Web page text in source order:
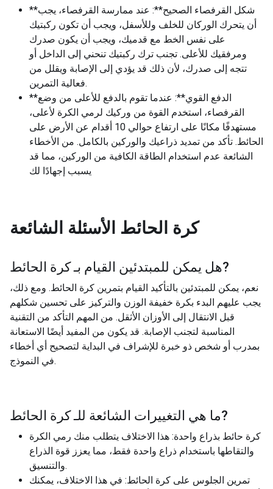
**شكل القرفصاء الصحيح**: عند ممارسة القرفصاء، يجب
أن يتحرك الوركان للخلف وللأسفل، ويجب أن تكون ركبتيك
على نفس الخط مع قدميك، ويجب أن يكون صدرك
ومرفقيك للأعلى. تجنب ترك ركبتيك تنحني إلى الداخل أو
تتجه إلى صدرك، لأن ذلك قد يؤدي إلى الإصابة ويقلل من
فعالية التمرين.
**الدفع القوي**: عندما تقوم بالدفع للأعلى من وضع
القرفصاء، استخدم القوة من وركيك لرمي الكرة لأعلى،
مستهدفًا مكانًا على ارتفاع حوالي 10 أقدام عن الأرض على
الحائط. تأكد من تمديد ذراعيك والوركين بالكامل. من الأخطاء
الشائعة عدم استخدام الطاقة الكافية من الوركين، مما قد
يسبب إجهادًا لك
كرة الحائط الأسئلة الشائعة
هل يمكن للمبتدئين القيام بـ كرة الحائط ?
نعم، يمكن للمبتدئين بالتأكيد القيام بتمرين كرة الحائط. ومع ذلك،
يجب عليهم البدء بكرة خفيفة الوزن والتركيز على تحسين شكلهم
قبل الانتقال إلى الأوزان الأثقل. من المهم التأكد من التقنية
المناسبة لتجنب الإصابة. قد يكون من المفيد أيضًا الاستعانة
بمدرب أو شخص ذو خبرة للإشراف في البداية لتصحيح أي أخطاء
في النموذج.
ما هي التغييرات الشائعة للـ كرة الحائط ?
كرة حائط بذراع واحدة: هذا الاختلاف يتطلب منك رمي الكرة
والتقاطها باستخدام ذراع واحدة فقط، مما يعزز قوة الذراع
والتنسيق.
تمرين الجلوس على كرة الحائط: في هذا الاختلاف، يمكنك